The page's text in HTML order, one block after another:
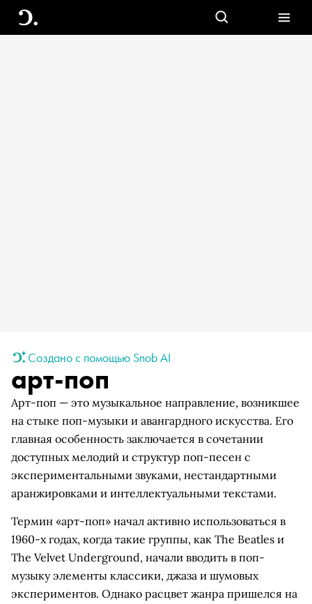
Создано с помощью Snob AI
арт-поп
Арт-поп — это музыкальное направление, возникшее
на стыке поп-музыки и авангардного искусства. Его
главная особенность заключается в сочетании
доступных мелодий и структур поп-песен с
экспериментальными звуками, нестандартными
аранжировками и интеллектуальными текстами.
Термин «арт-поп» начал активно использоваться в
1960-х годах, когда такие группы, как The Beatles и
The Velvet Underground, начали вводить в поп-
музыку элементы классики, джаза и шумовых
экспериментов. Однако расцвет жанра пришелся на